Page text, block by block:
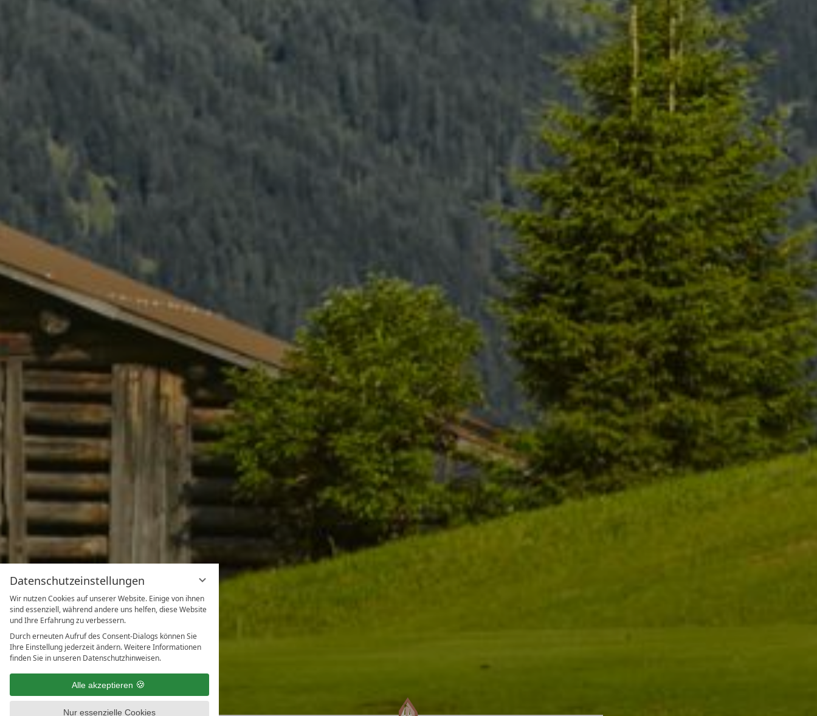
Datenschutzeinstellungen
Wir nutzen Cookies auf unserer Website. Einige von ihnen
sind essenziell, während andere uns helfen, diese Website
und Ihre Erfahrung zu verbessern.
Durch erneuten Aufruf des Consent-Dialogs können Sie
Ihre Einstellung jederzeit ändern. Weitere Informationen
finden Sie in unseren Datenschutzhinweisen.
Alle akzeptieren
Nur essenzielle Cookies